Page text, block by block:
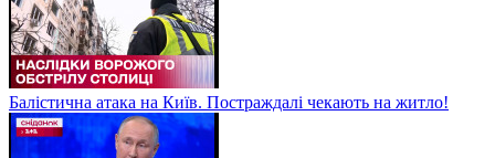
Балістична атака на Київ. Постраждалі чекають на житло!